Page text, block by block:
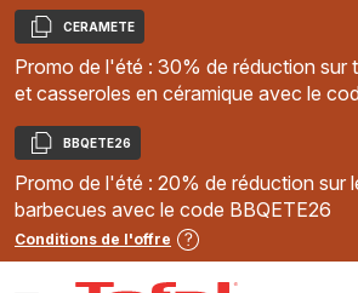
Copier
CERAMETE
Promo de l'été : 30% de réduction sur
et casseroles en céramique avec le
Copier
BBQETE26
Promo de l'été : 20% de réduction sur
barbecues avec le code BBQETE26
Conditions de l'offre